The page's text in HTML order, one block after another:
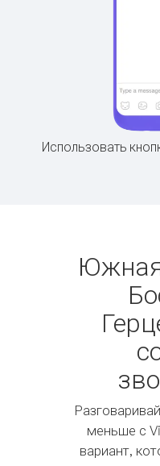
Использовать
меньше с
вариант,